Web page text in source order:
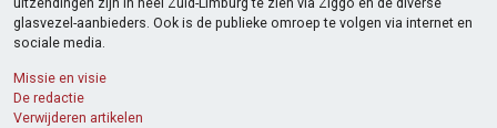
glasvezel-aanbieders. Ook is de publieke omroep te volgen via internet en
sociale media.
Missie en visie
De redactie
Verwijderen artikelen